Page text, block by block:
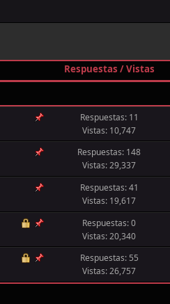
Respuestas /Vistas
Respuestas: 11
Vistas: 10,747
Respuestas: 148
Vistas: 29,337
Respuestas: 41
Vistas: 19,617
Respuestas: 0
Vistas: 20,340
Respuestas: 55
Vistas: 26,757